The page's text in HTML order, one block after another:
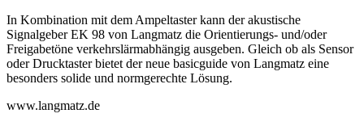
In Kombination mit dem Ampeltaster kann der akustische
Signalgeber EK 98 von Langmatz die Orientierungs- und/oder
Freigabetöne verkehrslärmabhängig ausgeben. Gleich ob als Sensor
oder Drucktaster bietet der neue basicguide von Langmatz eine
besonders solide und normgerechte Lösung.
www.langmatz.de